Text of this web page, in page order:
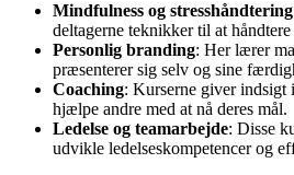
Mindfulness og stresshåndtering
deltagerne teknikker til at
Personlig branding: Her lærer
præsenterer sig selv og sine
Coaching: Kurserne giver indsigt
hjælpe andre med at nå deres mål.
Ledelse og teamarbejde: Disse
udvikle ledelseskompetencer og